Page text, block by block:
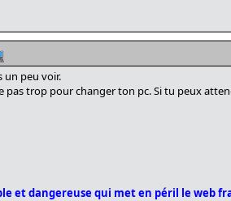
un peu voir.
pas trop pour changer ton pc. Si tu peux
et dangereuse qui met en péril le web